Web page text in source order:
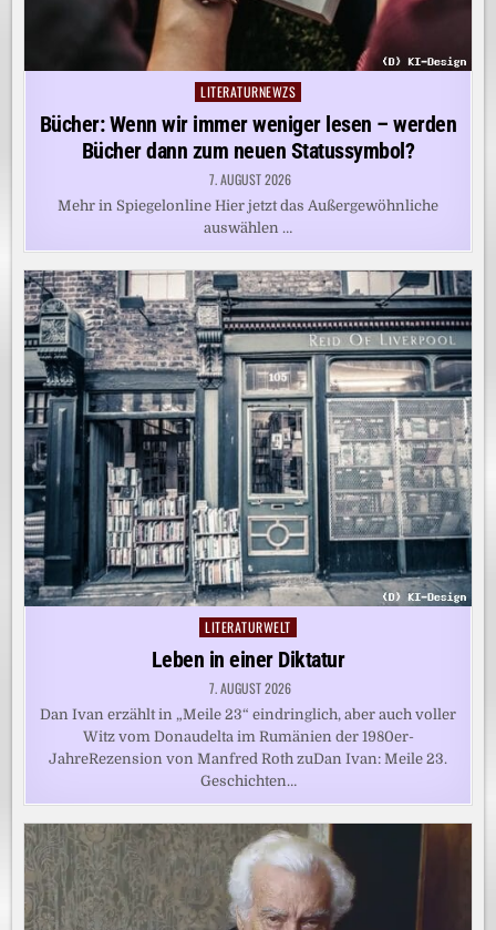
Posted
in
LITERATURNEWZS
Bücher: Wenn wir immer weniger lesen – werden
Bücher dann zum neuen Statussymbol?
7. AUGUST 2026
Mehr in Spiegelonline Hier jetzt das Außergewöhnliche
auswählen …
Posted
in
LITERATURWELT
Leben in einer Diktatur
7. AUGUST 2026
Dan Ivan erzählt in „Meile 23“ eindringlich, aber auch voller
Witz vom Donaudelta im Rumänien der 1980er-
JahreRezension von Manfred Roth zuDan Ivan: Meile 23.
Geschichten…